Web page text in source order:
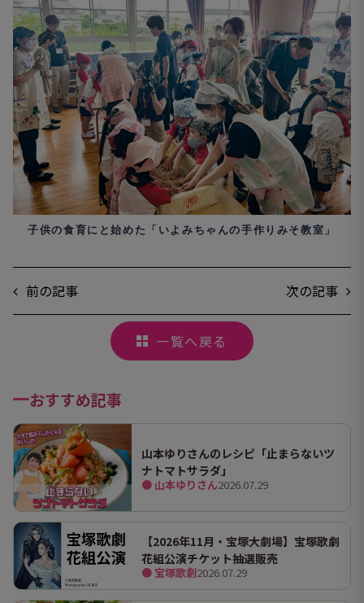
子供の食育にと始めた「いよみちゃんの手作りみそ教室」
前の記事 次の記事
一覧へ戻る
おすすめ記事
山本ゆりさんのレシピ「止まらないツ
ナトマトサラダ」
● 山本ゆりさん2026.07.29
【2026年11月・宝塚大劇場】宝塚歌劇
花組公演チケット抽選販売
● 宝塚歌劇2026.07.29